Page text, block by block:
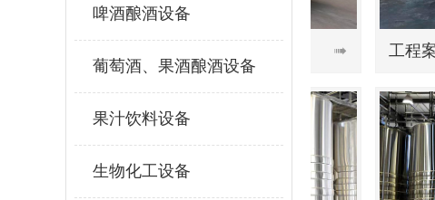
啤酒酿酒设备
葡萄酒、果酒酿酒设备
果汁饮料设备
生物化工设备